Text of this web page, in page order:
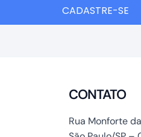
CADASTRE-SE
CONTATO
Rua Monforte